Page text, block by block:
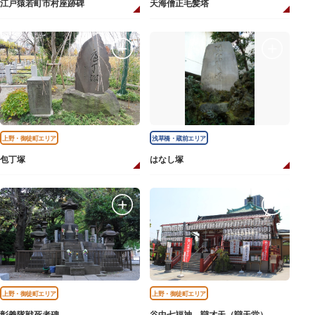
江戸猿若町市村座跡碑 天海僧正毛髪塔
上野・御徒町エリア
包丁塚
浅草橋・蔵前エリア
はなし塚
上野・御徒町エリア 上野・御徒町エリア